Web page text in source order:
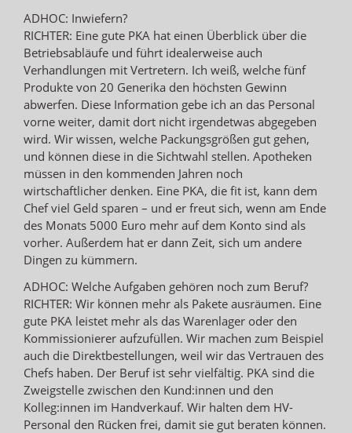
ADHOC: Inwiefern?
RICHTER: Eine gute PKA hat einen Überblick über die
Betriebsabläufe und führt idealerweise auch
Verhandlungen mit Vertretern. Ich weiß, welche fünf
Produkte von 20 Generika den höchsten Gewinn
abwerfen. Diese Information gebe ich an das Personal
vorne weiter, damit dort nicht irgendetwas abgegeben
wird. Wir wissen, welche Packungsgrößen gut gehen,
und können diese in die Sichtwahl stellen. Apotheken
müssen in den kommenden Jahren noch
wirtschaftlicher denken. Eine PKA, die fit ist, kann dem
Chef viel Geld sparen – und er freut sich, wenn am Ende
des Monats 5000 Euro mehr auf dem Konto sind als
vorher. Außerdem hat er dann Zeit, sich um andere
Dingen zu kümmern.
ADHOC: Welche Aufgaben gehören noch zum Beruf?
RICHTER: Wir können mehr als Pakete ausräumen. Eine
gute PKA leistet mehr als das Warenlager oder den
Kommissionierer aufzufüllen. Wir machen zum Beispiel
auch die Direktbestellungen, weil wir das Vertrauen des
Chefs haben. Der Beruf ist sehr vielfältig. PKA sind die
Zweigstelle zwischen den Kund:innen und den
Kolleg:innen im Handverkauf. Wir halten dem HV-
Personal den Rücken frei, damit sie gut beraten können.